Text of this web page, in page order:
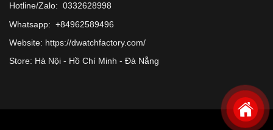
Hotline/Zalo: 0332628998
Whatsapp: +84962589496
Website: https://dwatchfactory.com/
Store: Hà Nội - Hồ Chí Minh - Đà Nẵng